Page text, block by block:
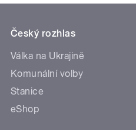
Český rozhlas
Válka na Ukrajině
Komunální volby
Stanice
eShop